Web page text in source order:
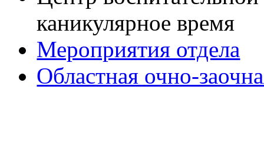
каникулярное время
Мероприятия отдела
Областная очно-